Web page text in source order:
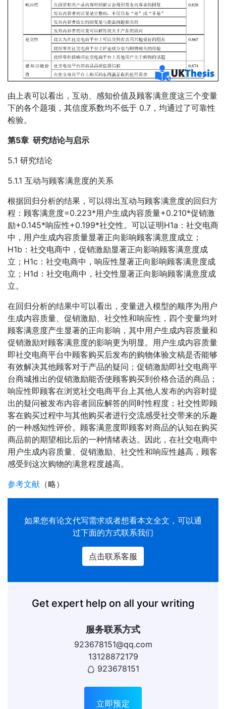
由上表可以看出，互动、感知价值及顾客满意度这三个变量
下的各个题项，其信度系数均不低于 0.7，均通过了可靠性
检验。
第5章 研究结论与启示
5.1 研究结论
5.1.1 互动与顾客满意度的关系
根据回归分析的结果，可以得出互动与顾客满意度的回归方
程：顾客满意度=0.223*用户生成内容质量+0.210*促销激
励+0.145*响应性+0.199*社交性。可以证明H1a：社交电商
中，用户生成内容质量显著正向影响顾客满意度成立；
H1b：社交电商中，促销激励显著正向影响顾客满意度成
立；H1c：社交电商中，响应性显著正向影响顾客满意度成
立；H1d：社交电商中，社交性显著正向影响顾客满意度成
立。
在回归分析的结果中可以看出，变量进入模型的顺序为用户
生成内容质量、促销激励、社交性和响应性，四个变量均对
顾客满意度产生显著的正向影响，其中用户生成内容质量和
促销激励对顾客满意度的影响更为明显。用户生成内容质量
即社交电商平台中顾客购买后发布的购物体验文稿是否能够
有效解决其他顾客对于产品的疑问；促销激励即社交电商平
台商城推出的促销激励能否使顾客购买到价格合适的商品；
响应性即顾客在浏览社交电商平台上其他人发布的内容时提
出的疑问被发布内容者回应解答的同时性程度；社交性即顾
客在购买过程中与其他购买者进行交流感受社交带来的乐趣
的一种感知性评价。顾客满意度即顾客对商品的认知在购买
商品前的期望相比后的一种情绪表达。因此，在社交电商中
用户生成内容质量、促销激励、社交性和响应性越高，顾客
感受到这次购物的满意程度越高。
参考文献 （略）
如果您有论文代写需求或者想看本文全文，可以通
过下面的方式联系我们
点击联系客服
Get expert help on all your writing
服务联系方式
923678151@qq.com
13128872179
923678151
立即预定